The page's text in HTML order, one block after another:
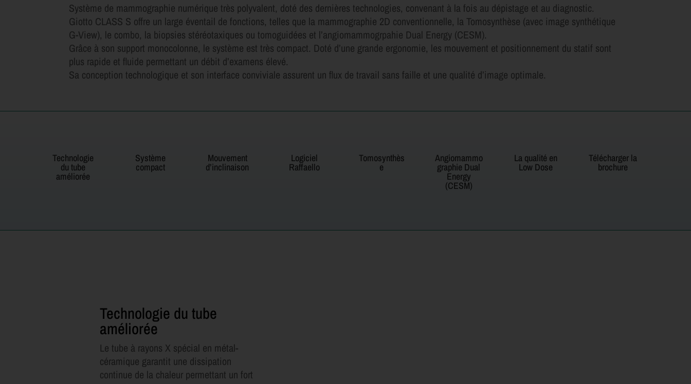
Système de mammographie numérique très polyvalent, doté des dernières technologies, convenant à la fois au dépistage et au diagnostic.
Giotto CLASS S offre un large éventail de fonctions, telles que la mammographie 2D conventionnelle, la Tomosynthèse (avec image synthétique
G-View), le combo, la biopsies stéréotaxiques ou tomoguidées et l’angiomammogrpahie Dual Energy (CESM).
Grâce à son support monocolonne, le système est très compact. Doté d’une grande ergonomie, les mouvement et positionnement du statif sont
plus rapide et fluide permettant un débit d’examens élevé.
Sa conception technologique et son interface conviviale assurent un flux de travail sans faille et une qualité d’image optimale.
Technologie
du tube
améliorée
Système
compact
Mouvement
d’inclinaison
Logiciel
Raffaello
Tomosynthès
e
Angiomammo
graphie Dual
Energy
(CESM)
La qualité en
Low Dose
Télécharger la
brochure
Technologie du tube
améliorée
Le tube à rayons X spécial en métal-
céramique garantit une dissipation
continue de la chaleur permettant un fort